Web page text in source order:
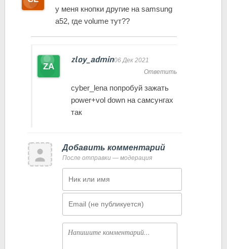
у меня кнопки другие на samsung
a52, где volume тут??
zloy_admin06 Дек 2021
Ответить
cyber_lena попробуй зажать
power+vol down на самсунгах
так
Добавить комментарий
После отправки — модерация
Комментарий